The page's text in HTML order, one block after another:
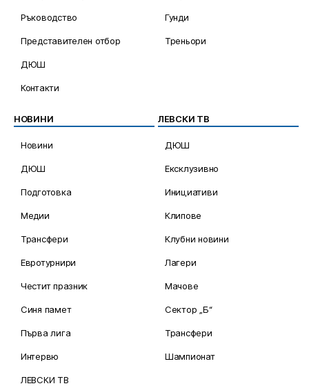
Ръководство
Представителен отбор
ДЮШ
Контакти
Гунди
Треньори
НОВИНИ
Новини
ДЮШ
Подготовка
Медии
Трансфери
Евротурнири
Честит празник
Синя памет
Първа лига
Интервю
ЛЕВСКИ ТВ
ЛЕВСКИ ТВ
ДЮШ
Ексклузивно
Инициативи
Клипове
Клубни новини
Лагери
Мачове
Сектор „Б“
Трансфери
Шампионат